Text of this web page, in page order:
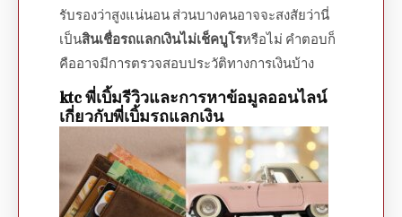
รับรองว่าสูงแน่นอน ส่วนบางคนอาจจะสงสัยว่านี่
เป็นสินเชื่อรถแลกเงินไม่เช็คบูโรหรือไม่ คำตอบก็
คืออาจมีการตรวจสอบประวัติทางการเงินบ้าง
ktc พี่เบิ้มรีวิวและการหาข้อมูลออนไลน์
เกี่ยวกับพี่เบิ้มรถแลกเงิน